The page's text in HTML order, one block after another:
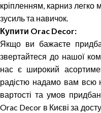
кріпленням, карниз легко
зусиль та навичок.
Купити Orac Decor:
Якщо ви бажаєте
звертайтеся до нашої
нас є широкий
радістю надамо вам всю
вартості та умов
Orac Decor в Києві за